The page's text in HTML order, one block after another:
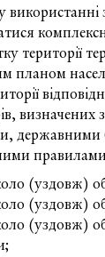
території
планом
визначених
державними
(уздовж)
(уздовж)
(уздовж)